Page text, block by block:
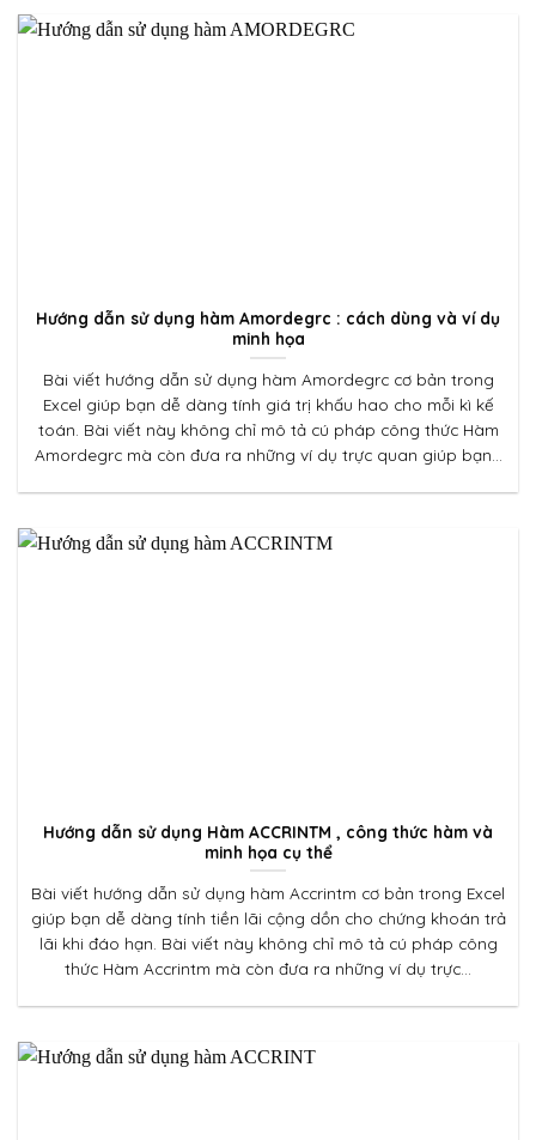
Hướng dẫn sử dụng hàm Amordegrc : cách dùng và ví dụ
minh họa
Bài viết hướng dẫn sử dụng hàm Amordegrc cơ bản trong
Excel giúp bạn dễ dàng tính giá trị khấu hao cho mỗi kì kế
toán. Bài viết này không chỉ mô tả cú pháp công thức Hàm
Amordegrc mà còn đưa ra những ví dụ trực quan giúp bạn...
Hướng dẫn sử dụng Hàm ACCRINTM , công thức hàm và
minh họa cụ thể
Bài viết hướng dẫn sử dụng hàm Accrintm cơ bản trong Excel
giúp bạn dễ dàng tính tiền lãi cộng dồn cho chứng khoán trả
lãi khi đáo hạn. Bài viết này không chỉ mô tả cú pháp công
thức Hàm Accrintm mà còn đưa ra những ví dụ trực...